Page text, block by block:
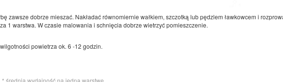
zawsze dobrze mieszać. Nakładać równomiernie wałkiem, szczotką lub pędzlem ławkowcem i
1 warstwa. W czasie malowania i schnięcia dobrze wietrzyć pomieszczenie.
powietrza ok. 6 -12 godzin.
* średnia wydajność na jedną warstwę